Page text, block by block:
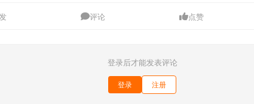
评论 点赞
登录后才能发表评论
登录 注册